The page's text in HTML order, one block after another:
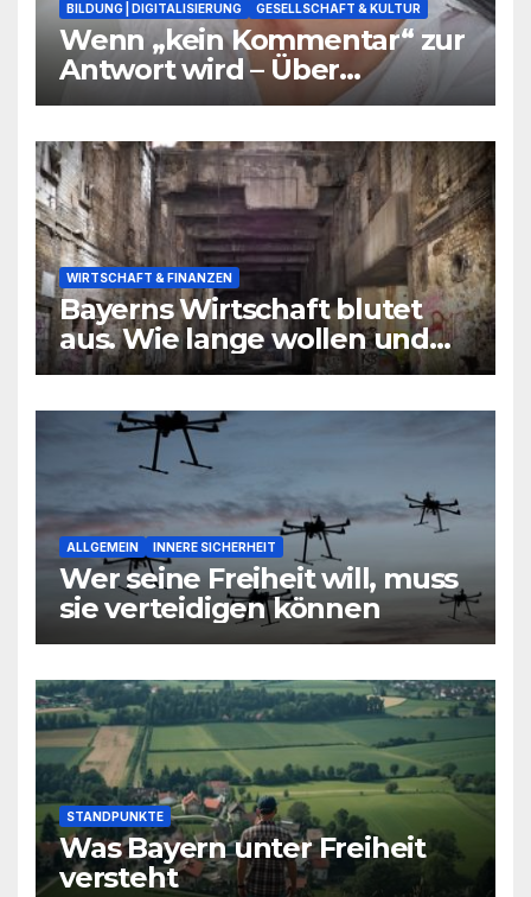
BILDUNG | DIGITALISIERUNG GESELLSCHAFT & KULTUR
Wenn „kein Kommentar“ zur
Antwort wird – Über
Warnsignale aus Schulen, die
WIRTSCHAFT & FINANZEN
Bayerns Wirtschaft blutet
aus. Wie lange wollen und
können wir uns den
noch leisten?
ALLGEMEIN INNERE SICHERHEIT
Wer seine Freiheit will, muss
sie verteidigen können
STANDPUNKTE
Was Bayern unter Freiheit
versteht